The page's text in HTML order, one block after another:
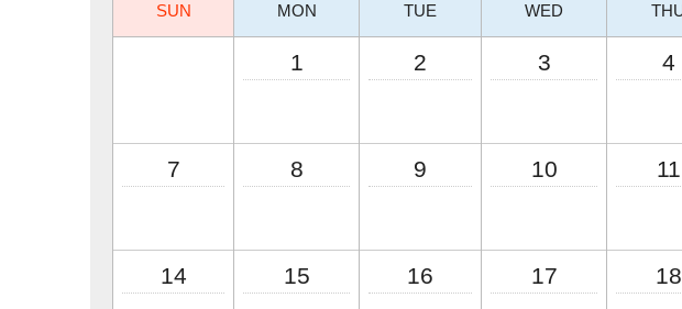
SUN MON TUE WED
1 2 3 4
7 8 9 10 11
14 15 16 17 18